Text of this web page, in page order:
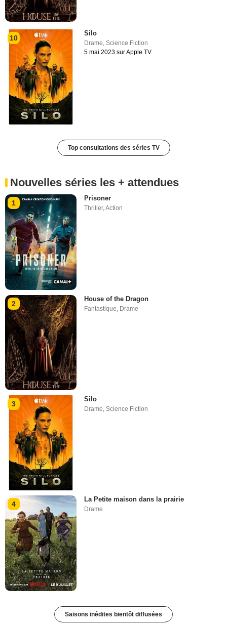
10
Silo
Drame,Science Fiction
5 mai 2023 sur Apple TV
Top consultations des séries TV
Nouvelles séries les + attendues
1
Prisoner
Thriller,Action
2
House of the Dragon
Fantastique Drame
3
Silo
Drame,Science Fiction
4
La Petite maison dans la prairie
Drame
Saisons inédites bientôt diffusées